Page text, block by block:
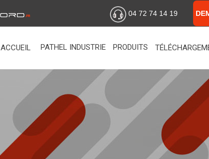
04 72 74 14 19
ACCUEIL PATHEL INDUSTRIE PRODUITS